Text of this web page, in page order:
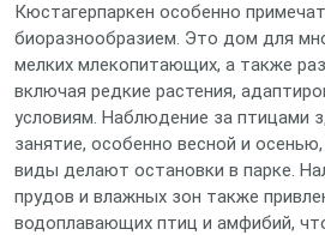
Кюстагерпаркен особенно
биоразнообразием. Это дом для
мелких млекопитающих, а также
включая редкие растения,
условиям. Наблюдение за птицами
занятие, особенно весной и
виды делают остановки в парке.
прудов и влажных зон также
водоплавающих птиц и амфибий,